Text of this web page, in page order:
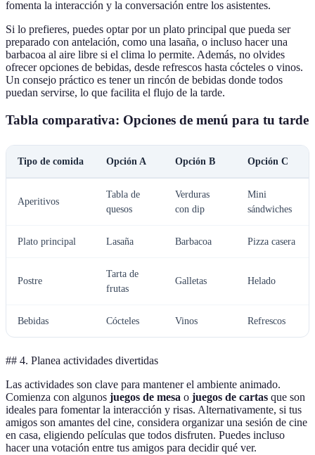
fomenta la interacción y la conversación entre los asistentes.
Si lo prefieres, puedes optar por un plato principal que pueda ser
preparado con antelación, como una lasaña, o incluso hacer una
barbacoa al aire libre si el clima lo permite. Además, no olvides
ofrecer opciones de bebidas, desde refrescos hasta cócteles o vinos.
Un consejo práctico es tener un rincón de bebidas donde todos
puedan servirse, lo que facilita el flujo de la tarde.
Tabla comparativa: Opciones de menú para tu tarde
Tipo de comida Opción A Opción B Opción C
Aperitivos
Tabla de
quesos
Verduras
con dip
Mini
sándwiches
Plato principal Lasaña Barbacoa Pizza casera
Postre
Tarta de
frutas
Galletas Helado
Bebidas Cócteles Vinos Refrescos
## 4. Planea actividades divertidas
Las actividades son clave para mantener el ambiente animado.
Comienza con algunos juegos de mesa o juegos de cartas que son
ideales para fomentar la interacción y risas. Alternativamente, si tus
amigos son amantes del cine, considera organizar una sesión de cine
en casa, eligiendo películas que todos disfruten. Puedes incluso
hacer una votación entre tus amigos para decidir qué ver.